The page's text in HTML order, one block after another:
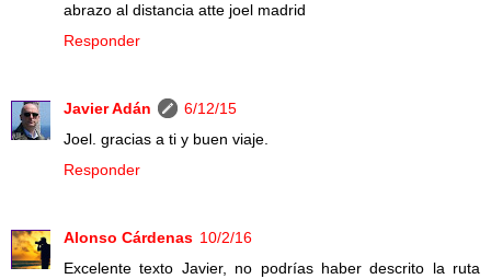
abrazo al distancia atte joel madrid
Responder
Javier Adán
6/12/15
Joel. gracias a ti y buen viaje.
Responder
Alonso Cárdenas 10/2/16
Excelente texto Javier, no podrías haber descrito la ruta